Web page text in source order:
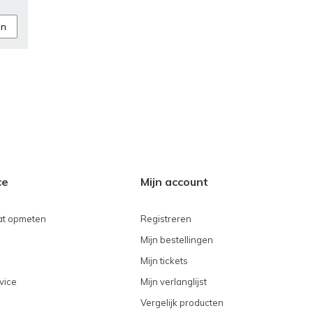
opmeten
Mijn account
Registreren
Mijn bestellingen
Mijn tickets
Mijn verlanglijst
Vergelijk producten